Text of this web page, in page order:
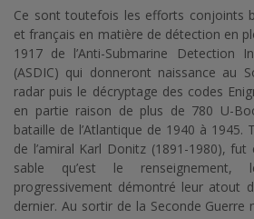
Ce sont toutefois les efforts conjoints
et français en matière de détection en
1917 de l’Anti-Submarine Detection
(ASDIC) qui donneront naissance au
radar puis le décryptage des codes
en partie raison de plus de 780 U-
bataille de l’Atlantique de 1940 à
de l’amiral Karl Donitz (1891-1980),
sable qu’est le renseignement,
progressivement démontré leur atout
dernier. Au sortir de la Seconde Guerre